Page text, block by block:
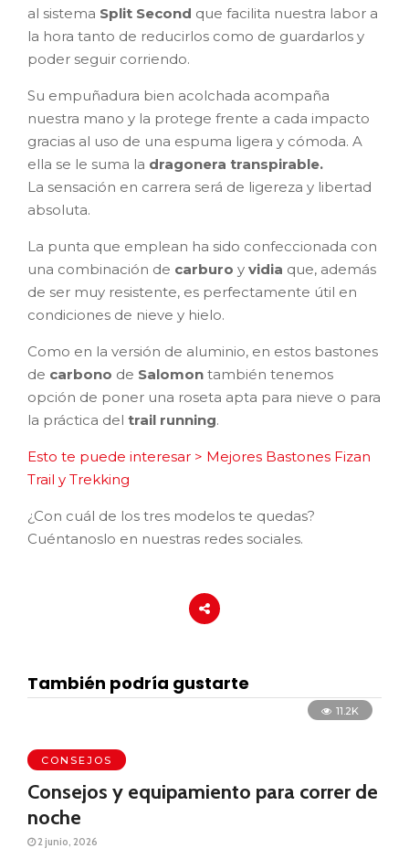
al sistema Split Second que facilita nuestra labor a
la hora tanto de reducirlos como de guardarlos y
poder seguir corriendo.
Su empuñadura bien acolchada acompaña
nuestra mano y la protege frente a cada impacto
gracias al uso de una espuma ligera y cómoda. A
ella se le suma la dragonera transpirable.
La sensación en carrera será de ligereza y libertad
absoluta.
La punta que emplean ha sido confeccionada con
una combinación de carburo y vidia que, además
de ser muy resistente, es perfectamente útil en
condiciones de nieve y hielo.
Como en la versión de aluminio, en estos bastones
de carbono de Salomon también tenemos
opción de poner una roseta apta para nieve o para
la práctica del trail running.
Esto te puede interesar > Mejores Bastones Fizan
Trail y Trekking
¿Con cuál de los tres modelos te quedas?
Cuéntanoslo en nuestras redes sociales.
También podría gustarte
11.2K
CONSEJOS
Consejos y equipamiento para correr de
noche
2 junio, 2026